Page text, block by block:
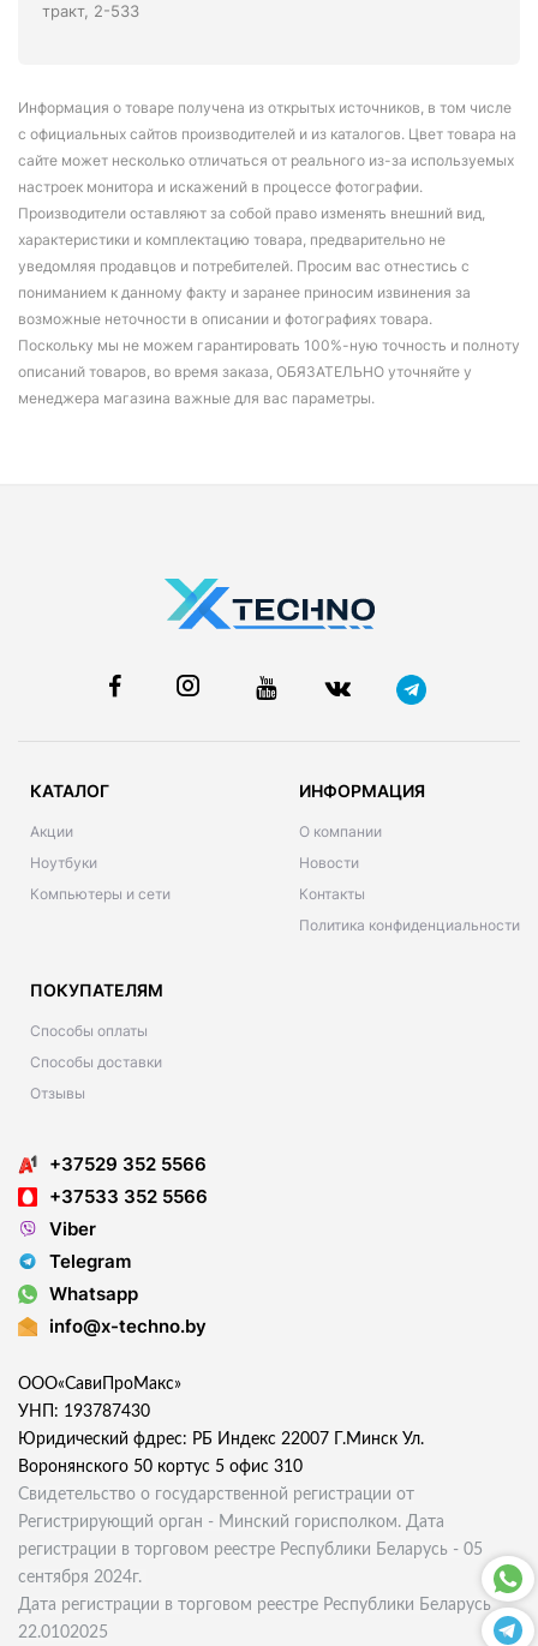
тракт, 2-533
Информация о товаре получена из открытых источников, в том числе
с официальных сайтов производителей и из каталогов. Цвет товара на
сайте может несколько отличаться от реального из-за используемых
настроек монитора и искажений в процессе фотографии.
Производители оставляют за собой право изменять внешний вид,
характеристики и комплектацию товара, предварительно не
уведомляя продавцов и потребителей. Просим вас отнестись с
пониманием к данному факту и заранее приносим извинения за
возможные неточности в описании и фотографиях товара.
Поскольку мы не можем гарантировать 100%-ную точность и полноту
описаний товаров, во время заказа, ОБЯЗАТЕЛЬНО уточняйте у
менеджера магазина важные для вас параметры.
КАТАЛОГ
Акции
Ноутбуки
Компьютеры и сети
ИНФОРМАЦИЯ
О компании
Новости
Контакты
Политика конфиденциальности
ПОКУПАТЕЛЯМ
Способы оплаты
Способы доставки
Отзывы
+37529 352 5566
+37533 352 5566
Viber
Telegram
Whatsapp
info@x-techno.by
ООО«СавиПроМакс»
УНП: 193787430
Юридический фдрес: РБ Индекс 22007 Г.Минск Ул.
Воронянского 50 кортус 5 офис 310
Свидетельство о государственной регистрации от
Регистрирующий орган - Минский горисполком. Дата
регистрации в торговом реестре Республики Беларусь - 05
сентября 2024г.
Дата регистрации в торговом реестре Республики Беларусь
22.0102025